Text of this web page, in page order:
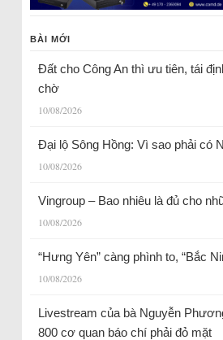
BÀI MỚI
Đất cho Công An thì ưu tiên, tái
chờ
10/08/2026
Đại lộ Sông Hồng: Vì sao phải có
10/08/2026
Vingroup – Bao nhiêu là đủ cho
10/08/2026
“Hưng Yên” càng phình to, “Bắc
10/08/2026
Livestream của bà Nguyễn
800 cơ quan báo chí phải đỏ mặt